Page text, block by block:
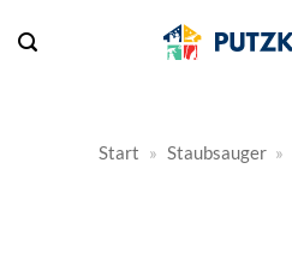
Inhalt
Start » Staubsauger »